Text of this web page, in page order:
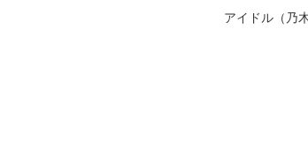
アイドル（乃